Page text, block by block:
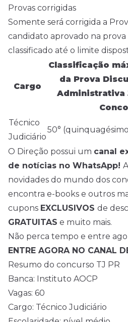
Provas corrigidas
Somente será corrigida a
candidato aprovado na
classificado até o limite
Cargo
Classificação
da Prova
Administrativa
Técnico
Judiciário
50°
O Direção possui um canal
de notícias no WhatsApp!
novidades do mundo dos
encontra e-books e outros
cupons EXCLUSIVOS de
GRATUITAS e muito mais.
Não perca tempo e entre
ENTRE AGORA NO CANAL
Resumo do concurso TJ PR
Banca: Instituto AOCP
Vagas: 60
Cargo: Técnico Judiciário